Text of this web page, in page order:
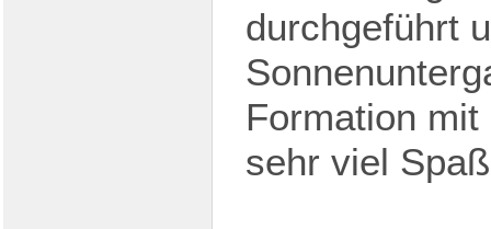
durchgeführt
Formation
sehr viel